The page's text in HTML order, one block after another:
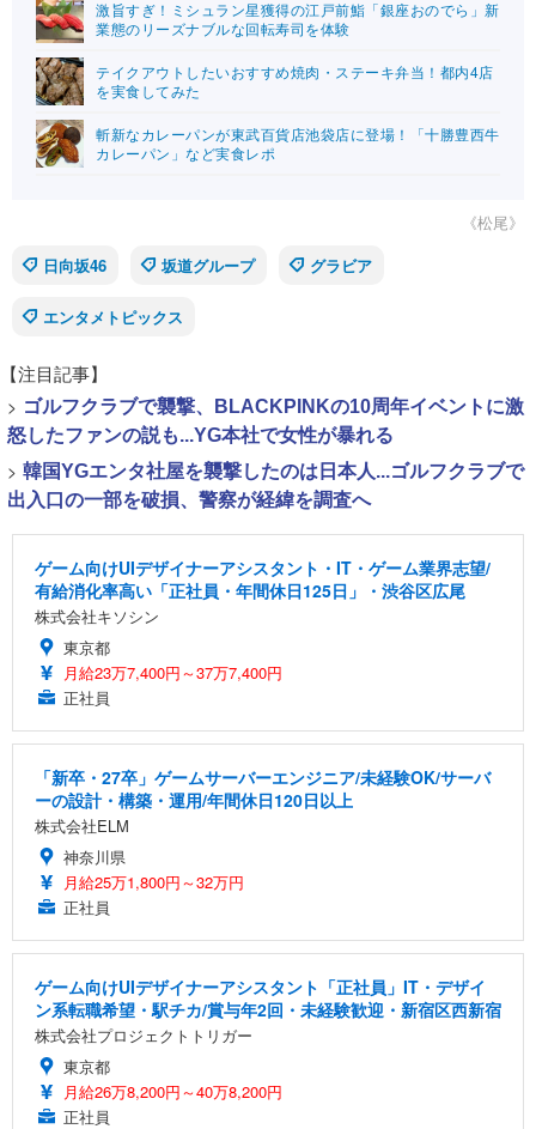
激旨すぎ！ミシュラン星獲得の江戸前鮨「銀座おのでら」新
業態のリーズナブルな回転寿司を体験
テイクアウトしたいおすすめ焼肉・ステーキ弁当！都内4店
を実食してみた
斬新なカレーパンが東武百貨店池袋店に登場！「十勝豊西牛
カレーパン」など実食レポ
《松尾》
日向坂46
坂道グループ グラビア
エンタメトピックス
【注目記事】
> ゴルフクラブで襲撃、BLACKPINKの10周年イベントに激
怒したファンの説も...YG本社で女性が暴れる
> 韓国YGエンタ社屋を襲撃したのは日本人...ゴルフクラブで
出入口の一部を破損、警察が経緯を調査へ
ゲーム向けUIデザイナーアシスタント・IT・ゲーム業界志望/
有給消化率高い「正社員・年間休日125日」・渋谷区広尾
株式会社キソシン
東京都
月給23万7,400円～37万7,400円
正社員
「新卒・27卒」ゲームサーバーエンジニア/未経験OK/サーバ
ーの設計・構築・運用/年間休日120日以上
株式会社ELM
神奈川県
月給25万1,800円～32万円
正社員
ゲーム向けUIデザイナーアシスタント「正社員」IT・デザイ
ン系転職希望・駅チカ/賞与年2回・未経験歓迎・新宿区西新宿
株式会社プロジェクトトリガー
東京都
月給26万8,200円～40万8,200円
正社員